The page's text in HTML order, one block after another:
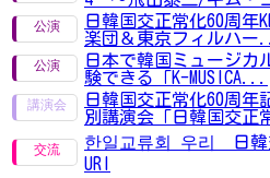
日韓国交正常化60周年
楽団＆東京フィルハー
日本で韓国ミュージカ
験できる「K-MUSICA...
日韓国交正常化60周年
別講演会「日韓国交正
한일교류회 우리 日韓
URI